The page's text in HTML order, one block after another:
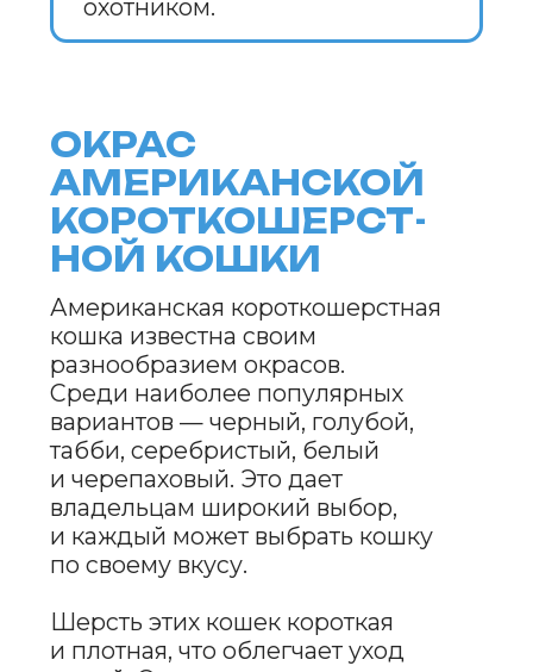
Голова:округлая, с мощными
щеками и выраженным
подбородком.
Глаза: большие, круглые,
ярко-зеленого, золотистого
или янтарного цвета.
Шерсть:короткая, плотная,
шелковистая на ощупь.
Тело:крепкое, мускулистое,
с хорошими пропорциями.
Хвост:средней длины,
с закругленным концом,
покрытый плотной шерстью.